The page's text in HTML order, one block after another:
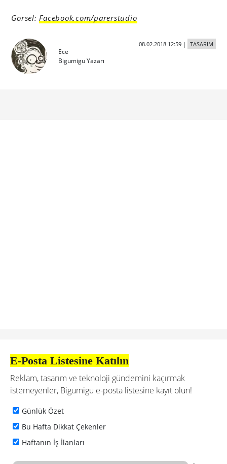
Görsel: Facebook.com/parerstudio
Ece
Bigumigu Yazarı
08.02.2018 12:59| TASARIM
E-Posta Listesine Katılın
Reklam, tasarım ve teknoloji gündemini kaçırmak
istemeyenler, Bigumigu e-posta listesine kayıt olun!
Günlük Özet
Bu Hafta Dikkat Çekenler
Haftanın İş İlanları